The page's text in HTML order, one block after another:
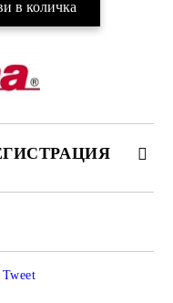
Tweet